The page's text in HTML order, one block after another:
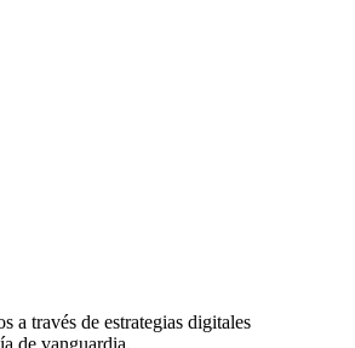
a través de estrategias digitales
de vanguardia.